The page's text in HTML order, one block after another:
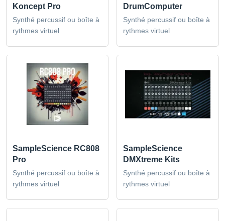
Koncept Pro
Synthé percussif ou boîte à
rythmes virtuel
DrumComputer
Synthé percussif ou boîte à
rythmes virtuel
SampleScience RC808
Pro
Synthé percussif ou boîte à
rythmes virtuel
SampleScience
DMXtreme Kits
Synthé percussif ou boîte à
rythmes virtuel